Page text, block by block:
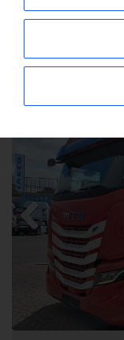
85
Filter
Fahrzeugart:
Previous